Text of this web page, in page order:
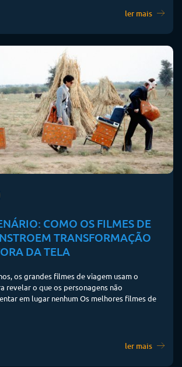
ler mais
COMO OS FILMES DE
TRANSFORMAÇÃO
DA TELA
os grandes filmes de viagem usam o
revelar o que os personagens não
em lugar nenhum Os melhores filmes de
ler mais